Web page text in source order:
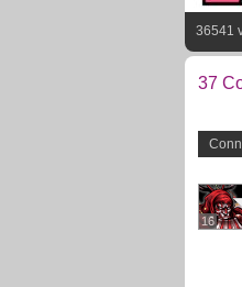
36541
37
16